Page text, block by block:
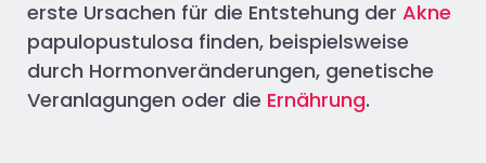
erste Ursachen für die Entstehung der Akne
papulopustulosa finden, beispielsweise
durch Hormonveränderungen, genetische
Veranlagungen oder die Ernährung.